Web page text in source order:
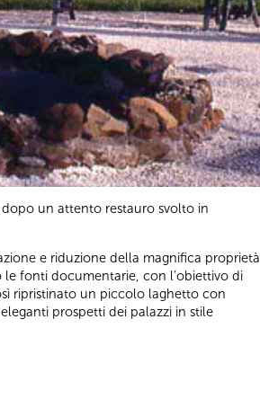
un attento restauro svolto in
e riduzione della magnifica proprietà
fonti documentarie, con l’obiettivo di
ripristinato un piccolo laghetto con
prospetti dei palazzi in stile